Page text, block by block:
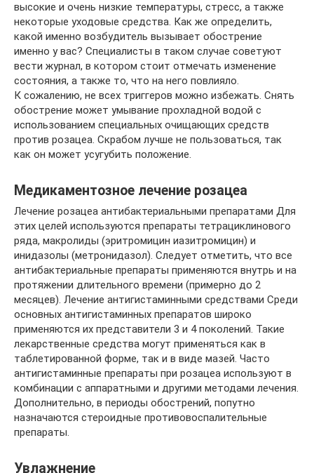
высокие и очень низкие температуры, стресс, а также
некоторые уходовые средства. Как же определить,
какой именно возбудитель вызывает обострение
именно у вас? Специалисты в таком случае советуют
вести журнал, в котором стоит отмечать изменение
состояния, а также то, что на него повлияло.
К сожалению, не всех триггеров можно избежать. Снять
обострение может умывание прохладной водой с
использованием специальных очищающих средств
против розацеа. Скрабом лучше не пользоваться, так
как он может усугубить положение.
Медикаментозное лечение розацеа
Лечение розацеа антибактериальными препаратами Для
этих целей используются препараты тетрациклинового
ряда, макролиды (эритромицин иазитромицин) и
инидазолы (метронидазол). Следует отметить, что все
антибактериальные препараты применяются внутрь и на
протяжении длительного времени (примерно до 2
месяцев). Лечение антигистаминными средствами Среди
основных антигистаминных препаратов широко
применяются их представители 3 и 4 поколений. Такие
лекарственные средства могут применяться как в
таблетированной форме, так и в виде мазей. Часто
антигистаминные препараты при розацеа используют в
комбинации с аппаратными и другими методами лечения.
Дополнительно, в периоды обострений, попутно
назначаются стероидные противовоспалительные
препараты.
Увлажнение